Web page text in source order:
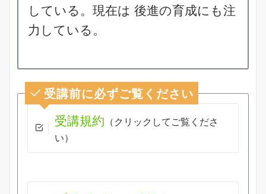
している。現在は 後進の育成にも注
力している。
受講前に必ずご覧ください
受講規約 （クリックしてご覧くださ
い）